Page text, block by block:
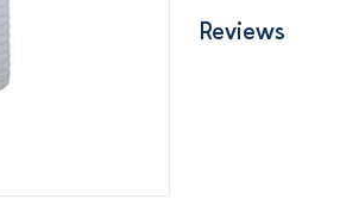
Reviews